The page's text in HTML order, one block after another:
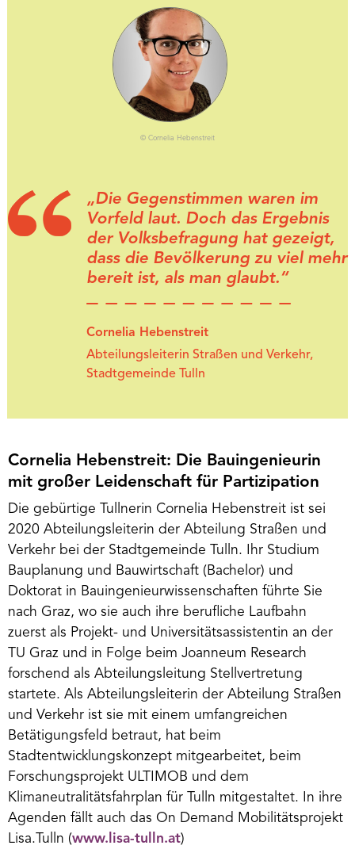
© Cornelia Hebenstreit
„Die Gegenstimmen waren im
Vorfeld laut. Doch das Ergebnis
der Volksbefragung hat gezeigt,
dass die Bevölkerung zu viel mehr
bereit ist, als man glaubt.“
Cornelia Hebenstreit
Abteilungsleiterin Straßen und Verkehr,
Stadtgemeinde Tulln
Cornelia Hebenstreit: Die Bauingenieurin
mit großer Leidenschaft für Partizipation
Die gebürtige Tullnerin Cornelia Hebenstreit ist sei
2020 Abteilungsleiterin der Abteilung Straßen und
Verkehr bei der Stadtgemeinde Tulln. Ihr Studium
Bauplanung und Bauwirtschaft (Bachelor) und
Doktorat in Bauingenieurwissenschaften führte Sie
nach Graz, wo sie auch ihre berufliche Laufbahn
zuerst als Projekt- und Universitätsassistentin an der
TU Graz und in Folge beim Joanneum Research
forschend als Abteilungsleitung Stellvertretung
startete. Als Abteilungsleiterin der Abteilung Straßen
und Verkehr ist sie mit einem umfangreichen
Betätigungsfeld betraut, hat beim
Stadtentwicklungskonzept mitgearbeitet, beim
Forschungsprojekt ULTIMOB und dem
Klimaneutralitätsfahrplan für Tulln mitgestaltet. In ihre
Agenden fällt auch das On Demand Mobilitätsprojekt
Lisa.Tulln (www.lisa-tulln.at)